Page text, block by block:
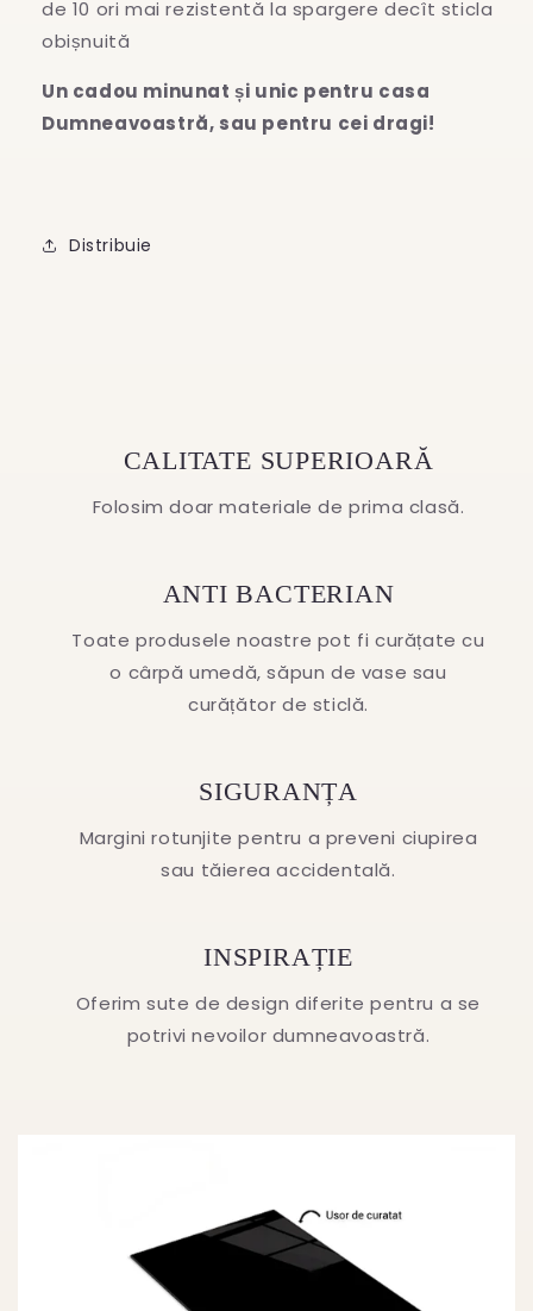
de 10 ori mai rezistentă la spargere decît sticla
obișnuită
Un cadou minunat și unic pentru casa
Dumneavoastră, sau pentru cei dragi!
Distribuie
CALITATE SUPERIOARĂ
Folosim doar materiale de prima clasă.
ANTI BACTERIAN
Toate produsele noastre pot fi curățate cu
o cârpă umedă, săpun de vase sau
curățător de sticlă.
SIGURANȚA
Margini rotunjite pentru a preveni ciupirea
sau tăierea accidentală.
INSPIRAȚIE
Oferim sute de design diferite pentru a se
potrivi nevoilor dumneavoastră.